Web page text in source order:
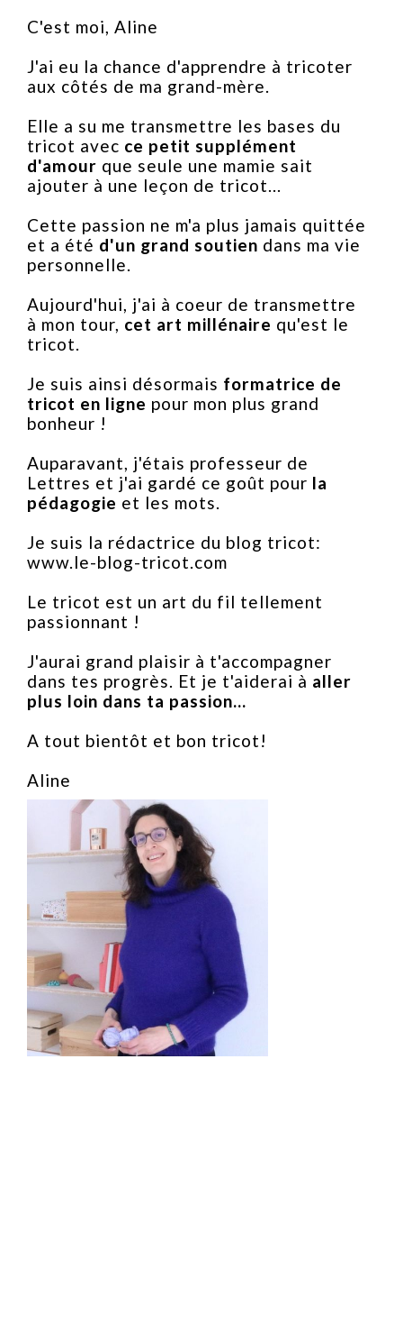
C'est moi, Aline
J'ai eu la chance d'apprendre à tricoter
aux côtés de ma grand-mère.
Elle a su me transmettre les bases du
tricot avec ce petit supplément
d'amour que seule une mamie sait
ajouter à une leçon de tricot...
Cette passion ne m'a plus jamais quittée
et a été d'un grand soutien dans ma vie
personnelle.
Aujourd'hui, j'ai à coeur de transmettre
à mon tour, cet art millénaire qu'est le
tricot.
Je suis ainsi désormais formatrice de
tricot en ligne pour mon plus grand
bonheur !
Auparavant, j'étais professeur de
Lettres et j'ai gardé ce goût pour la
pédagogie et les mots.
Je suis la rédactrice du blog tricot:
www.le-blog-tricot.com
Le tricot est un art du fil tellement
passionnant !
J'aurai grand plaisir à t'accompagner
dans tes progrès. Et je t'aiderai à aller
plus loin dans ta passion...
A tout bientôt et bon tricot!
Aline